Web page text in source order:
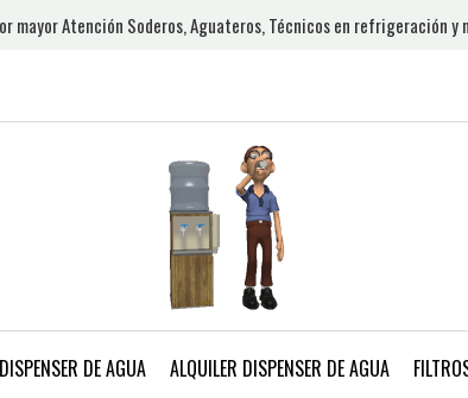
mayor Atención Soderos, Aguateros, Técnicos en refrigeración y
DE AGUA ALQUILER DISPENSER DE AGUA